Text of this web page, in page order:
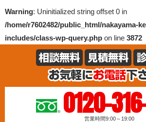
Warning: Uninitialized string offset 0 in
/home/r7602482/public_html/nakayama-
includes/class-wp-query.php on line 3872
0120-
営業時間9:00～19:00